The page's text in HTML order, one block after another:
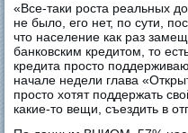
«Все-таки роста реальных
не было, его нет, по сути,
что население как раз
банковским кредитом, то
кредита просто
начале недели глава
просто хотят поддержать
какие-то вещи, съездить в